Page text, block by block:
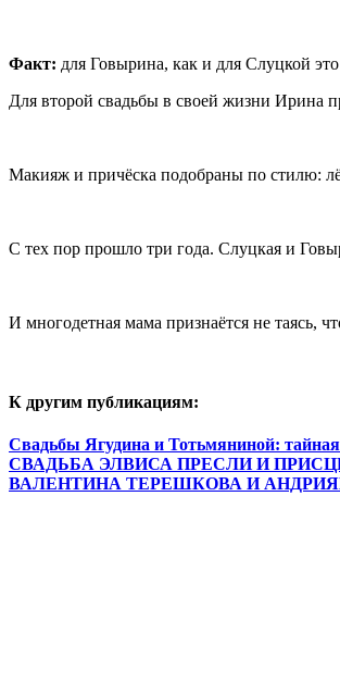
Факт: для Говырина, как и для Слуцкой
Для второй свадьбы в своей жизни Ирина
Макияж и причёска подобраны по стилю:
С тех пор прошло три года. Слуцкая и
И многодетная мама признаётся не таясь,
К другим публикациям:
Свадьбы Ягудина и Тотьмяниной:
СВАДЬБА ЭЛВИСА ПРЕСЛИ И
ВАЛЕНТИНА ТЕРЕШКОВА И